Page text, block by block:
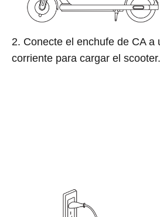
2. Conecte el enchufe de CA a
corriente para cargar el scooter.